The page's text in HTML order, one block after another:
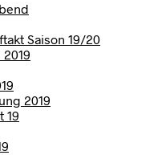
Saison 19/20
2019
19